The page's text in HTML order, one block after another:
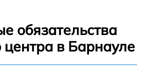
обязательства
центра в Барнауле